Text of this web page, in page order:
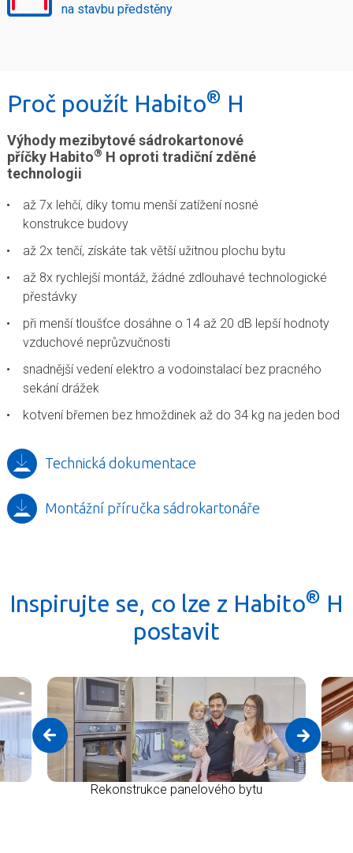
na stavbu předstěny
Proč použít Habito® H
Výhody mezibytové sádrokartonové
příčky Habito® H oproti tradiční zděné
technologii
až 7x lehčí, díky tomu menší zatížení nosné
konstrukce budovy
až 2x tenčí, získáte tak větší užitnou plochu bytu
až 8x rychlejší montáž, žádné zdlouhavé technologické
přestávky
při menší tloušťce dosáhne o 14 až 20 dB lepší hodnoty
vzduchové neprůzvučnosti
snadnější vedení elektro a vodoinstalací bez pracného
sekání drážek
kotvení břemen bez hmoždinek až do 34 kg na jeden bod
Technická dokumentace
Montážní příručka sádrokartonáře
Inspirujte se, co lze z Habito® H
postavit
Rekonstrukce panelového bytu